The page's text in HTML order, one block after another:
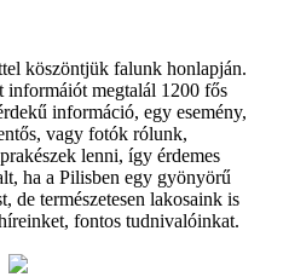
köszöntjük falunk honlapján.
informáiót megtalál 1200 fős
információ, egy esemény,
vagy fotók rólunk,
lenni, így érdemes
ha a Pilisben egy gyönyörű
de természetesen lakosaink is
fontos tudnivalóinkat.